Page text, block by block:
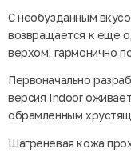
С необузданным
возвращается к еще
верхом, гармонично
Первоначально
версия Indoor
обрамленным
Шагреневая кожа